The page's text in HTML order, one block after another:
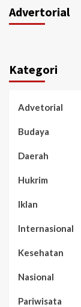
Advertorial
Kategori
Advetorial
Budaya
Daerah
Hukrim
Iklan
Internasional
Kesehatan
Nasional
Pariwisata